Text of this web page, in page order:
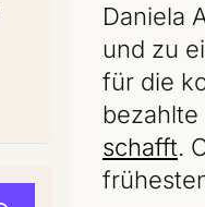
Daniela
und zu
für die
bezahlte
schafft.